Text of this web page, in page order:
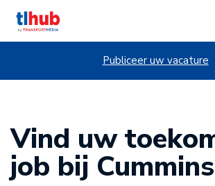
Publiceer uw vacature
Vind uw
job bij Cummins